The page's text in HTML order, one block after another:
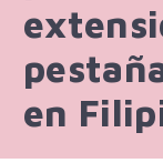
en